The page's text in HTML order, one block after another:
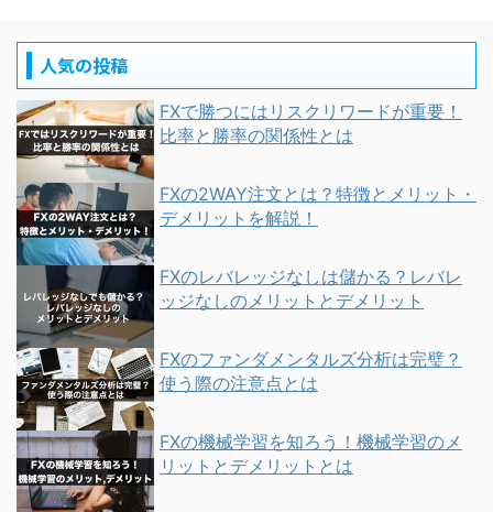
人気の投稿
FXで勝つにはリスクリワードが重要！
比率と勝率の関係性とは
FXの2WAY注文とは？特徴とメリット・
デメリットを解説！
FXのレバレッジなしは儲かる？レバレ
ッジなしのメリットとデメリット
FXのファンダメンタルズ分析は完璧？
使う際の注意点とは
FXの機械学習を知ろう！機械学習のメ
リットとデメリットとは